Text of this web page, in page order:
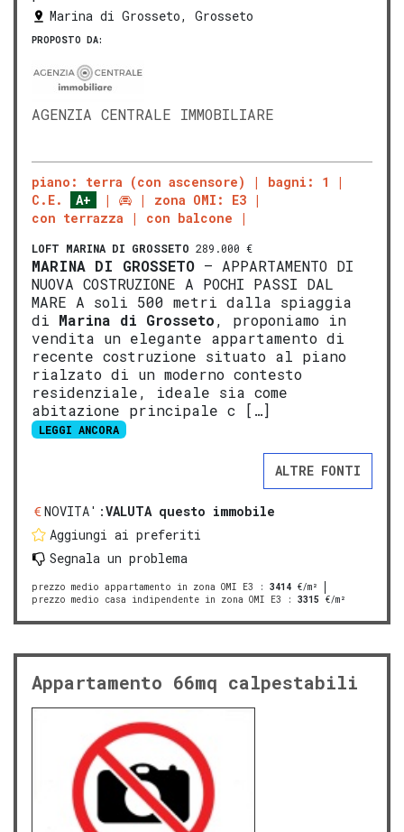
Marina di Grosseto, Grosseto
PROPOSTO DA:
AGENZIA CENTRALE IMMOBILIARE
piano: terra (con ascensore)
bagni: 1
C.E.
A+
zona OMI: E3
con terrazza
con balcone
LOFT MARINA DI GROSSETO 289.000 €
MARINA DI GROSSETO – APPARTAMENTO DI
NUOVA COSTRUZIONE A POCHI PASSI DAL
MARE A soli 500 metri dalla spiaggia
di Marina di Grosseto, proponiamo in
vendita un elegante appartamento di
recente costruzione situato al piano
rialzato di un moderno contesto
residenziale, ideale sia come
abitazione principale c […]
LEGGI ANCORA
ALTRE FONTI
NOVITA':VALUTA questo immobile
Aggiungi ai preferiti
Segnala un problema
prezzo medio appartamento in zona OMI E3 : 3414 €/m²
prezzo medio casa indipendente in zona OMI E3 : 3315 €/m²
Appartamento 66mq calpestabili